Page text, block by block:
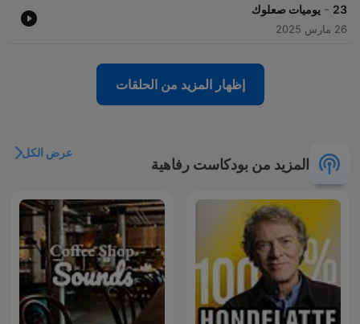
23
- يوميات صعلوك
26 مارس 2025
إظهار المزيد من الحلقات
المزيد من بودكاست رفاهية
عرض الكل